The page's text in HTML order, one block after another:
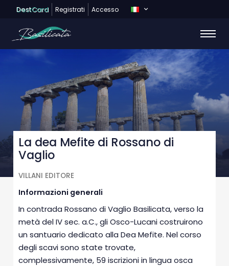
DestCard Registrati Accesso
La dea Mefite di Rossano di
Vaglio
VILLANI EDITORE
Informazioni generali
In contrada Rossano di Vaglio Basilicata, verso la
metà del IV sec. a.C., gli Osco-Lucani costruirono
un santuario dedicato alla Dea Mefite. Nel corso
degli scavi sono state trovate,
complessivamente, 59 iscrizioni in lingua osca